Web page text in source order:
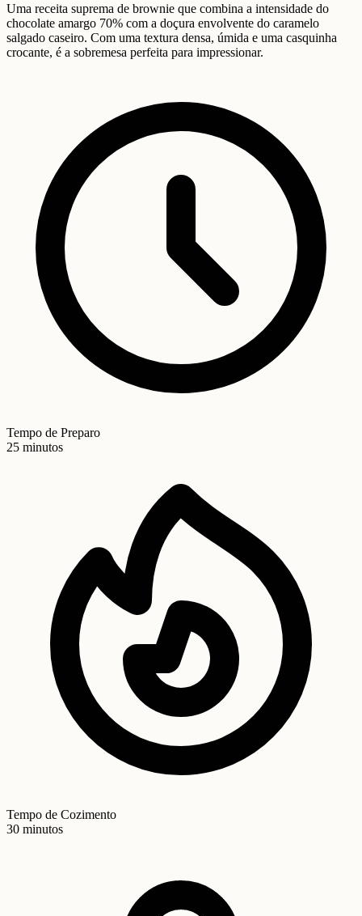
Uma receita suprema de brownie que combina a intensidade do
chocolate amargo 70% com a doçura envolvente do caramelo
salgado caseiro. Com uma textura densa, úmida e uma casquinha
crocante, é a sobremesa perfeita para impressionar.
Tempo de Preparo
25 minutos
Tempo de Cozimento
30 minutos